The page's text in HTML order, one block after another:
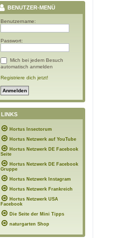
BENUTZER-MENÜ
Benutzername:
Passwort:
Mich bei jedem Besuch
automatisch anmelden
Registriere dich jetzt!
LINKS
Hortus Insectorum
Hortus Netzwerk auf YouTube
Hortus Netzwerk DE Facebook
Seite
Hortus Netzwerk DE Facebook
Gruppe
Hortus Netzwerk Instagram
Hortus Netzwerk Frankreich
Hortus Netzwerk USA
Facebook
Die Seite der Mini Tipps
naturgarten Shop